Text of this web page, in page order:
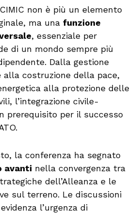
non è più un elemento
ma una funzione
, essenziale per
di un mondo sempre più
Dalla gestione
alla costruzione della pace,
alla protezione delle
l’integrazione civile-
prerequisito per il successo
la conferenza ha segnato
avanti nella convergenza tra
dell’Alleanza e le
sul terreno. Le discussioni
l’urgenza di